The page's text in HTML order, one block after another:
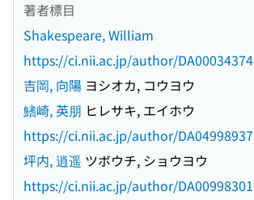
著者標目
Shakespeare, William
https://ci.nii.ac.jp/author/DA00034374
吉岡, 向陽 ヨシオカ, コウヨウ
鰭崎, 英朋 ヒレサキ, エイホウ
https://ci.nii.ac.jp/author/DA04998937
坪内, 逍遥 ツボウチ, ショウヨウ
https://ci.nii.ac.jp/author/DA00998301